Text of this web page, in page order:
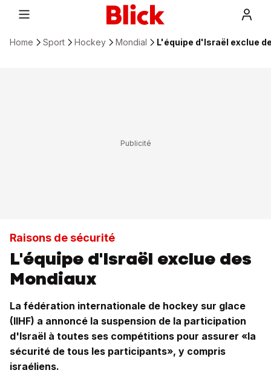
Home Sport Hockey Mondial L'équipe d'Israël exclue
Raisons de sécurité
L'équipe d'Israël exclue des
Mondiaux
La fédération internationale de hockey sur glace
(IIHF) a annoncé la suspension de la participation
d'Israël à toutes ses compétitions pour assurer «la
sécurité de tous les participants», y compris
israéliens.